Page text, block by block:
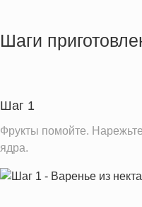
Жиры
Пищевые волокна
Сахар
Вода
Натрий
Шаги
Шаг 1
Фрукты помойте.
ядра.